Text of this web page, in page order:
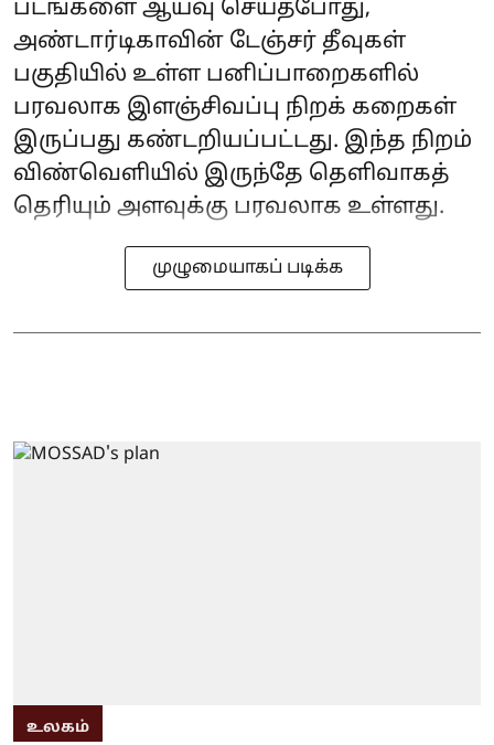
படங்களை ஆய்வு செய்தபோது,
அண்டார்டிகாவின் டேஞ்சர் தீவுகள்
பகுதியில் உள்ள பனிப்பாறைகளில்
பரவலாக இளஞ்சிவப்பு நிறக் கறைகள்
இருப்பது கண்டறியப்பட்டது. இந்த நிறம்
விண்வெளியில் இருந்தே தெளிவாகத்
தெரியும் அளவுக்கு பரவலாக உள்ளது.
முழுமையாகப் படிக்க
உலகம்